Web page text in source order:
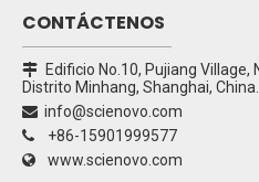
CONTÁCTENOS

Edificio No.10, Pujiang Village,
Distrito Minhang, Shanghai, China.
 info@scienovo.com
 +86-15901999577
 www.scienovo.com